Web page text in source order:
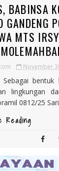
BABINSA
MTS
November
bentuk
lingkungan
0812/25
Reading